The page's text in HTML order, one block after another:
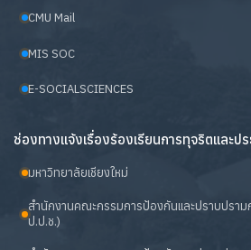
CMU Mail
MIS SOC
E-SOCIALSCIENCES
ช่องทางแจ้งเรื่องร้องเรียนการทุจริตและป
มหาวิทยาลัยเชียงใหม่
สำนักงานคณะกรรมการป้องกันและปราบปราม
ป.ป.ช.)